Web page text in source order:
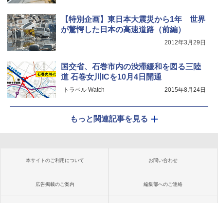
【特別企画】東日本大震災から1年 世界
が驚愕した日本の高速道路（前編）
2012年3月29日
国交省、石巻市内の渋滞緩和を図る三陸
道 石巻女川ICを10月4日開通
トラベル Watch 2015年8月24日
もっと関連記事を見る
本サイトのご利用について お問い合わせ
広告掲載のご案内 編集部へのご連絡